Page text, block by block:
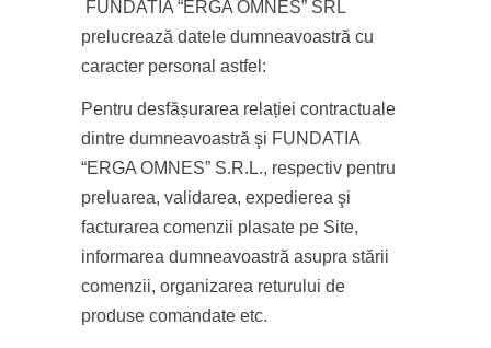
FUNDATIA “ERGA OMNES” SRL
prelucrează datele dumneavoastră cu
caracter personal astfel:
Pentru desfășurarea relației contractuale
dintre dumneavoastră şi FUNDATIA
“ERGA OMNES” S.R.L., respectiv pentru
preluarea, validarea, expedierea şi
facturarea comenzii plasate pe Site,
informarea dumneavoastră asupra stării
comenzii, organizarea returului de
produse comandate etc.